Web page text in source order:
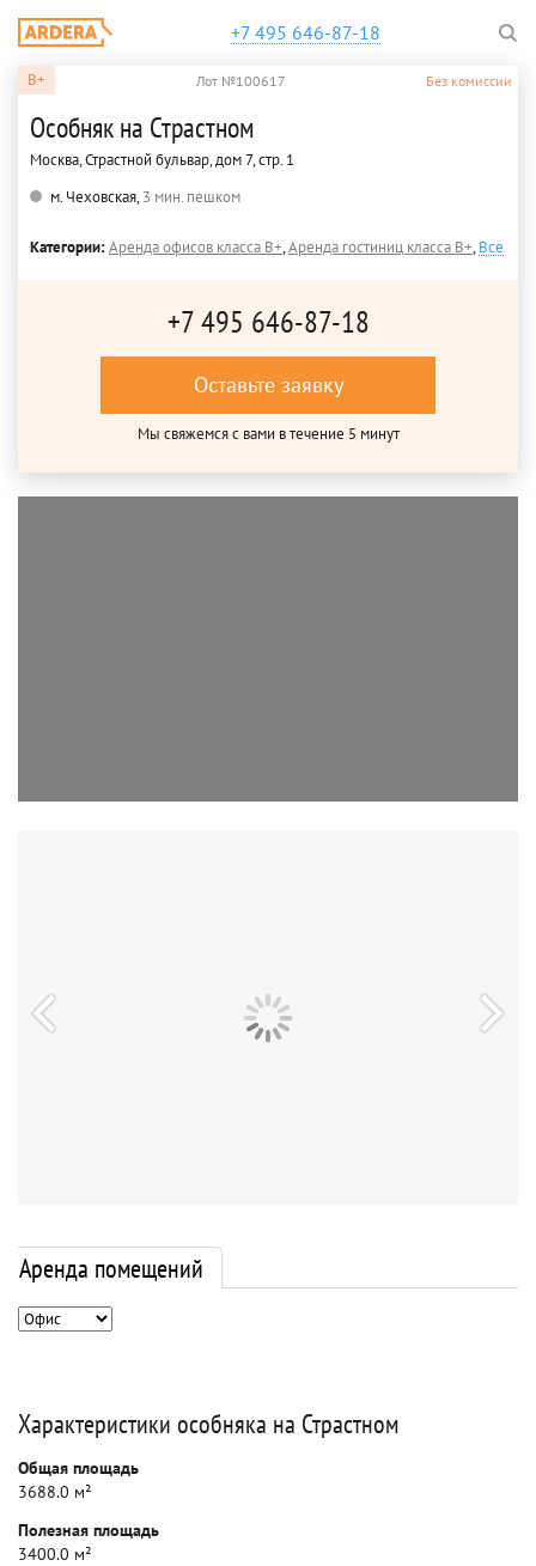
+7 495 646-87-18
B+ Лот №100617 Без комиссии
Особняк на Страстном
Москва, Страстной бульвар, дом 7, стр. 1
м. Чеховская,3 мин. пешком
Категории:Аренда офисов класса B+,Аренда гостиниц класса B+,Все
+7 495 646-87-18
Оставьте заявку
Мы свяжемся с вами в течение 5 минут
Аренда помещений
Характеристики особняка на Страстном
Общая площадь
3688.0 м²
Полезная площадь
3400.0 м²